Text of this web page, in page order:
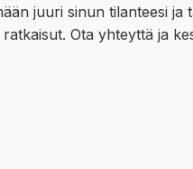
juuri sinun tilanteesi ja
Ota yhteyttä ja